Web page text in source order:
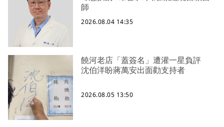
師
2026.08.04 14:35
饒河老店「蓋簽名」遭灌一星負評
沈伯洋盼蔣萬安出面勸支持者
2026.08.05 13:50